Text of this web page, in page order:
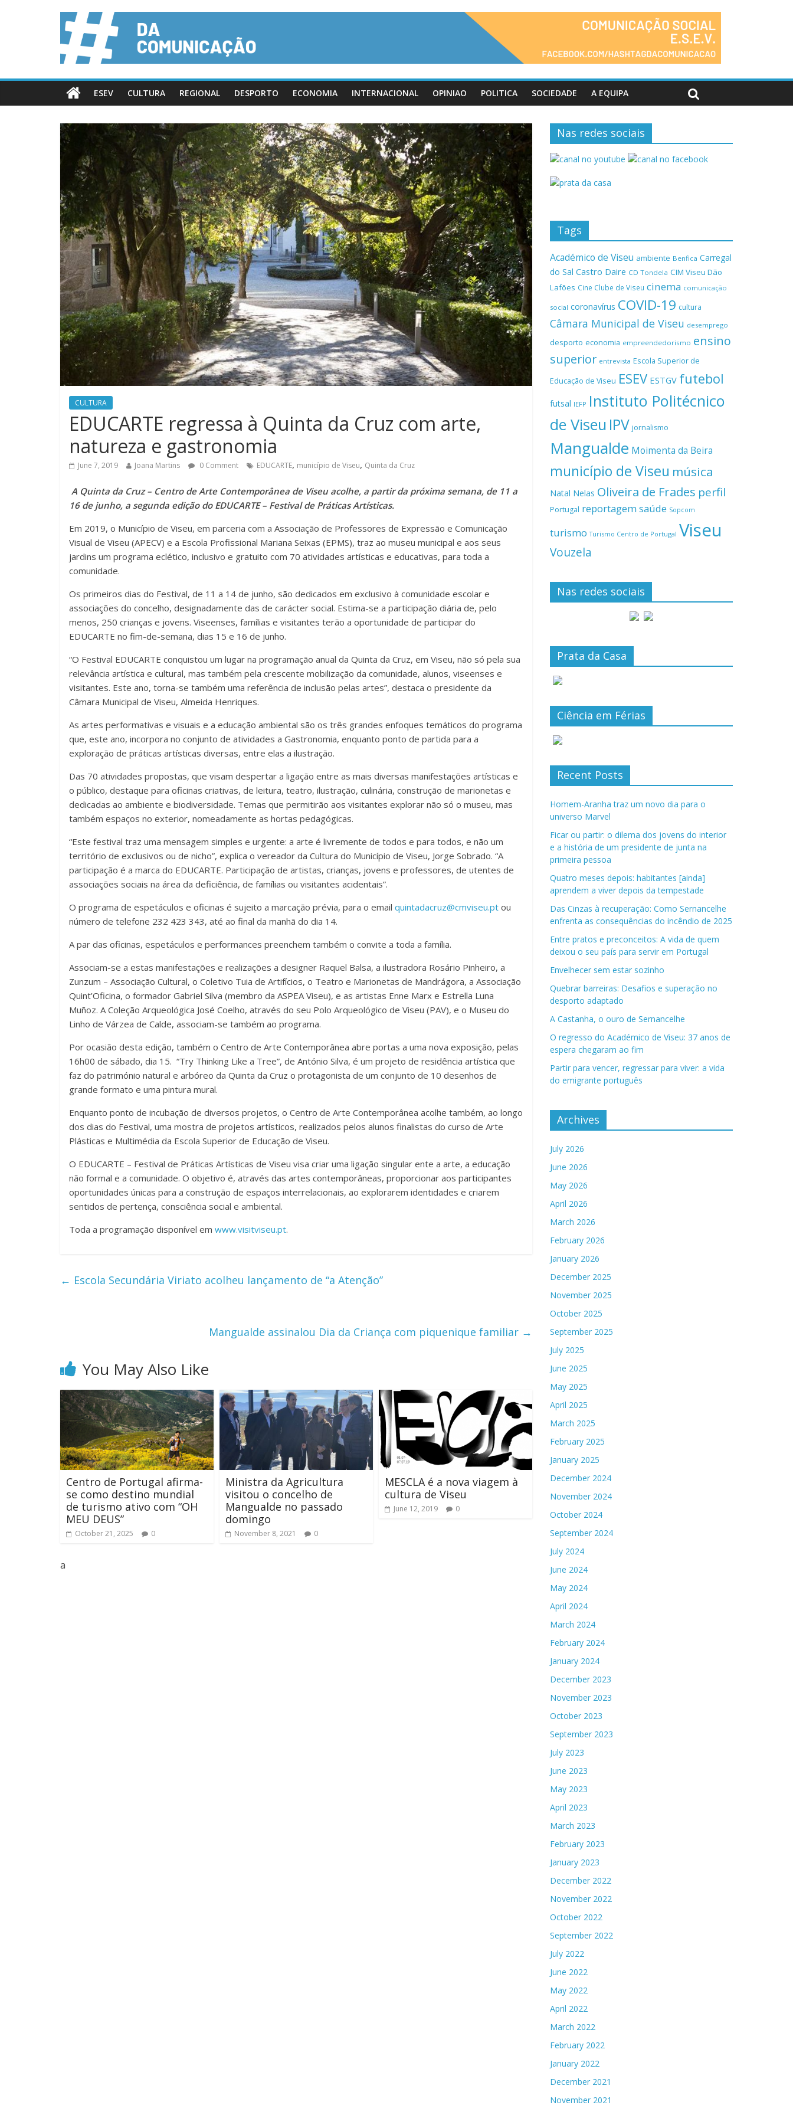
ESEV CULTURA REGIONAL DESPORTO ECONOMIA INTERNACIONAL OPINIAO POLITICA SOCIEDADE A EQUIPA
CULTURA
EDUCARTE regressa à Quinta da Cruz com arte,
natureza e gastronomia
June 7, 2019 Joana Martins 0 Comment EDUCARTE, município de Viseu, Quinta da Cruz
A Quinta da Cruz – Centro de Arte Contemporânea de Viseu acolhe, a partir da próxima semana, de 11 a
16 de junho, a segunda edição do EDUCARTE – Festival de Práticas Artísticas.
Em 2019, o Município de Viseu, em parceria com a Associação de Professores de Expressão e Comunicação
Visual de Viseu (APECV) e a Escola Profissional Mariana Seixas (EPMS), traz ao museu municipal e aos seus
jardins um programa eclético, inclusivo e gratuito com 70 atividades artísticas e educativas, para toda a
comunidade.
Os primeiros dias do Festival, de 11 a 14 de junho, são dedicados em exclusivo à comunidade escolar e
associações do concelho, designadamente das de carácter social. Estima-se a participação diária de, pelo
menos, 250 crianças e jovens. Viseenses, famílias e visitantes terão a oportunidade de participar do
EDUCARTE no fim-de-semana, dias 15 e 16 de junho.
“O Festival EDUCARTE conquistou um lugar na programação anual da Quinta da Cruz, em Viseu, não só pela sua
relevância artística e cultural, mas também pela crescente mobilização da comunidade, alunos, viseenses e
visitantes. Este ano, torna-se também uma referência de inclusão pelas artes”, destaca o presidente da
Câmara Municipal de Viseu, Almeida Henriques.
As artes performativas e visuais e a educação ambiental são os três grandes enfoques temáticos do programa
que, este ano, incorpora no conjunto de atividades a Gastronomia, enquanto ponto de partida para a
exploração de práticas artísticas diversas, entre elas a ilustração.
Das 70 atividades propostas, que visam despertar a ligação entre as mais diversas manifestações artísticas e
o público, destaque para oficinas criativas, de leitura, teatro, ilustração, culinária, construção de marionetas e
dedicadas ao ambiente e biodiversidade. Temas que permitirão aos visitantes explorar não só o museu, mas
também espaços no exterior, nomeadamente as hortas pedagógicas.
“Este festival traz uma mensagem simples e urgente: a arte é livremente de todos e para todos, e não um
território de exclusivos ou de nicho”, explica o vereador da Cultura do Município de Viseu, Jorge Sobrado. “A
participação é a marca do EDUCARTE. Participação de artistas, crianças, jovens e professores, de utentes de
associações sociais na área da deficiência, de famílias ou visitantes acidentais”.
O programa de espetáculos e oficinas é sujeito a marcação prévia, para o email quintadacruz@cmviseu.pt ou
número de telefone 232 423 343, até ao final da manhã do dia 14.
A par das oficinas, espetáculos e performances preenchem também o convite a toda a família.
Associam-se a estas manifestações e realizações a designer Raquel Balsa, a ilustradora Rosário Pinheiro, a
Zunzum – Associação Cultural, o Coletivo Tuia de Artifícios, o Teatro e Marionetas de Mandrágora, a Associação
Quint’Oficina, o formador Gabriel Silva (membro da ASPEA Viseu), e as artistas Enne Marx e Estrella Luna
Muñoz. A Coleção Arqueológica José Coelho, através do seu Polo Arqueológico de Viseu (PAV), e o Museu do
Linho de Várzea de Calde, associam-se também ao programa.
Por ocasião desta edição, também o Centro de Arte Contemporânea abre portas a uma nova exposição, pelas
16h00 de sábado, dia 15. “Try Thinking Like a Tree”, de António Silva, é um projeto de residência artística que
faz do património natural e arbóreo da Quinta da Cruz o protagonista de um conjunto de 10 desenhos de
grande formato e uma pintura mural.
Enquanto ponto de incubação de diversos projetos, o Centro de Arte Contemporânea acolhe também, ao longo
dos dias do Festival, uma mostra de projetos artísticos, realizados pelos alunos finalistas do curso de Arte
Plásticas e Multimédia da Escola Superior de Educação de Viseu.
O EDUCARTE – Festival de Práticas Artísticas de Viseu visa criar uma ligação singular ente a arte, a educação
não formal e a comunidade. O objetivo é, através das artes contemporâneas, proporcionar aos participantes
oportunidades únicas para a construção de espaços interrelacionais, ao explorarem identidades e criarem
sentidos de pertença, consciência social e ambiental.
Toda a programação disponível em www.visitviseu.pt.
← Escola Secundária Viriato acolheu lançamento de “a Atenção”
Mangualde assinalou Dia da Criança com piquenique familiar →
You May Also Like
Centro de Portugal afirma-
se como destino mundial
de turismo ativo com “OH
MEU DEUS”
October 21, 2025 0
Ministra da Agricultura
visitou o concelho de
Mangualde no passado
domingo
November 8, 2021 0
MESCLA é a nova viagem à
cultura de Viseu
June 12, 2019 0
a
Nas redes sociais
Tags
Académico de Viseu ambiente Benfica Carregal
do Sal Castro Daire CD Tondela CIM Viseu Dão
Lafões Cine Clube de Viseu cinema comunicação
social coronavírus COVID-19 cultura
Câmara Municipal de Viseu desemprego
desporto economia empreendedorismo ensino
superior entrevista Escola Superior de
Educação de Viseu ESEV ESTGV futebol
futsal IEFP Instituto Politécnico
de Viseu IPV jornalismo
Mangualde Moimenta da Beira
município de Viseu música
Natal Nelas Oliveira de Frades perfil
Portugal reportagemsaúde Sopcom
turismo Turismo Centro de Portugal Viseu
Vouzela
Nas redes sociais
Prata da Casa
Ciência em Férias
Recent Posts
Homem-Aranha traz um novo dia para o
universo Marvel
Ficar ou partir: o dilema dos jovens do interior
e a história de um presidente de junta na
primeira pessoa
Quatro meses depois: habitantes [ainda]
aprendem a viver depois da tempestade
Das Cinzas à recuperação: Como Sernancelhe
enfrenta as consequências do incêndio de 2025
Entre pratos e preconceitos: A vida de quem
deixou o seu país para servir em Portugal
Envelhecer sem estar sozinho
Quebrar barreiras: Desafios e superação no
desporto adaptado
A Castanha, o ouro de Sernancelhe
O regresso do Académico de Viseu: 37 anos de
espera chegaram ao fim
Partir para vencer, regressar para viver: a vida
do emigrante português
Archives
July 2026
June 2026
May 2026
April 2026
March 2026
February 2026
January 2026
December 2025
November 2025
October 2025
September 2025
July 2025
June 2025
May 2025
April 2025
March 2025
February 2025
January 2025
December 2024
November 2024
October 2024
September 2024
July 2024
June 2024
May 2024
April 2024
March 2024
February 2024
January 2024
December 2023
November 2023
October 2023
September 2023
July 2023
June 2023
May 2023
April 2023
March 2023
February 2023
January 2023
December 2022
November 2022
October 2022
September 2022
July 2022
June 2022
May 2022
April 2022
March 2022
February 2022
January 2022
December 2021
November 2021